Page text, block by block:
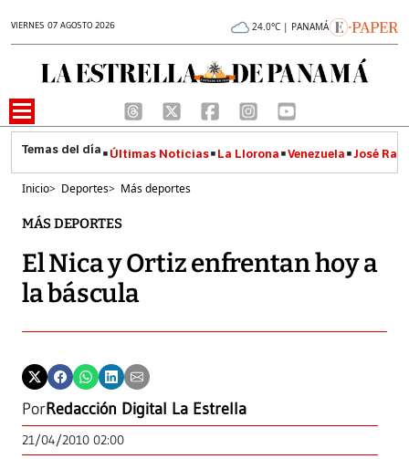
VIERNES 07 AGOSTO 2026 24.0°C | PANAMÁ
Últimas Noticias La Llorona Venezuela José
Inicio> Deportes> Más deportes
MÁS DEPORTES
El Nica y Ortiz enfrentan hoy a
la báscula
PorRedacción Digital La Estrella
21/04/2010 02:00